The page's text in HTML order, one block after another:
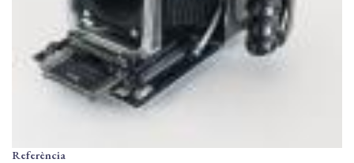
Referència